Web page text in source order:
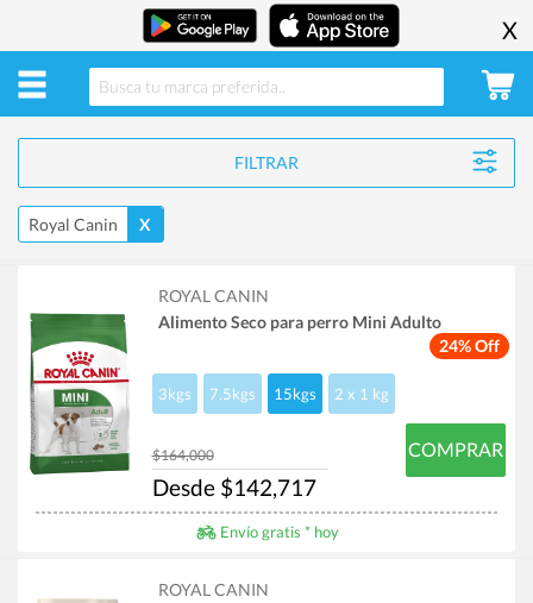
X
FILTRAR
Royal Canin X
24% Off
ROYAL CANIN
Alimento Seco para perro Mini Adulto
3kgs 7.5kgs 15kgs 2 x 1 kg
$164,000
Desde $142,717
COMPRAR
Envío gratis * hoy
ROYAL CANIN